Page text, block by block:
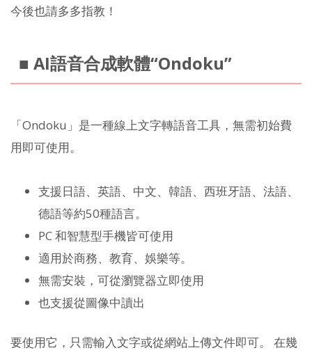
今後也請多多指教！
■ AI語音合成軟體“Ondoku”
「Ondoku」是一種線上文字轉語音工具，無需初始費
用即可使用。
支援日語、英語、中文、韓語、西班牙語、法語、
德語等約50種語言。
PC 和智慧型手機皆可使用
適用於商務、教育、娛樂等。
無需安裝，可從瀏覽器立即使用
也支援從圖像中讀出
要使用它，只需輸入文字或從網站上傳文件即可。 在幾